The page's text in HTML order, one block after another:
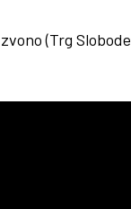
(Trg Slobode